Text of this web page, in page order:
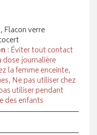
Flacon verre
: Éviter tout contact
dose journalière
la femme enceinte,
Ne pas utiliser chez
utiliser pendant
des enfants